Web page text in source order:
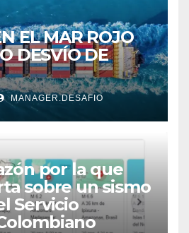
EL MAR ROJO
DESVÍO DE
MANAGER.DESAFIO
por la que
sobre un sismo
Servicio